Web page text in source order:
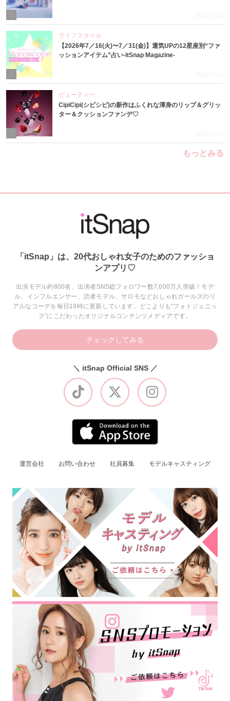
3 2026.7.10
4
ライフスタイル
【2026年7／16(火)〜7／31(金)】運気UPの12星座別“ファ
ッションアイテム”占い-itSnap Magazine-
2026.7.16
ビューティー
CipiCipi(シピシピ)の新作はふくれな渾身のリップ＆グリッ
ター＆クッションファンデ♡
2026.7.14
もっとみる
「itSnap」は、20代おしゃれ女子のためのファッショ
ンアプリ♡
出演モデル約800名、出演者SNS総フォロワー数7,000万人突破！モデ
ル、インフルエンサー、読者モデル、サロモなどおしゃれガールズのリ
アルなコーデを毎日19時に更新しています。どこよりも“フォトジェニッ
ク”にこだわったオリジナルコンテンツメディアです。
チェックしてみる
＼ itSnap Official SNS ／
運営会社 お問い合わせ 社員募集 モデルキャスティング